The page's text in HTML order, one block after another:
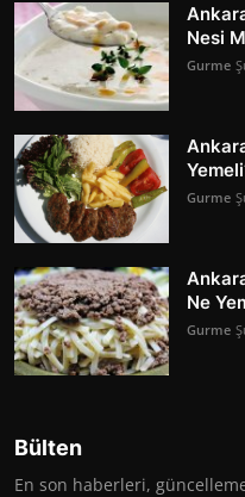
Nesi
Gurme
Gurme
Ne
Gurme
Bülten
En son haberleri,